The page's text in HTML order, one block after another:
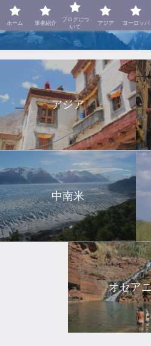
美しき世界に
アジア
中南米
オセア
ホーム 筆者紹介
ブログにつ
いて
アジア ヨーロッパ